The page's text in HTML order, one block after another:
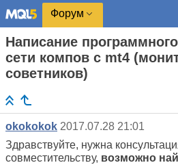
Форум
Написание
сети компов с mt4
советников)
okokokok 2017.07.28 21:01
Здравствуйте, нужна
совместительству, возможно